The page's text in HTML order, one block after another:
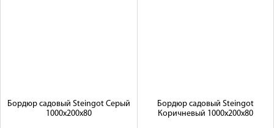
Бордюр садовый Steingot Серый
1000х200х80
Бордюр садовый Steingot
Коричневый 1000х200х80